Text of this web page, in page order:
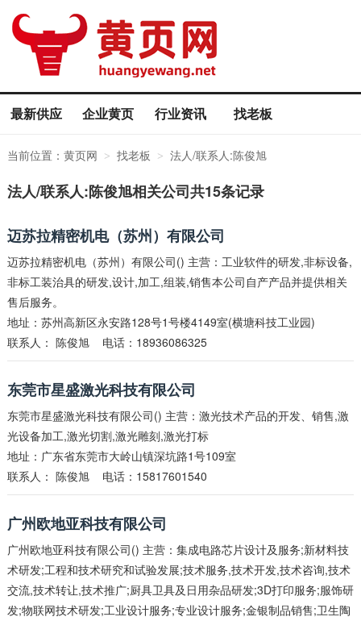
最新供应 企业黄页 行业资讯 找老板
当前位置： 黄页网 > 找老板 > 法人/联系人:陈俊旭
法人/联系人:陈俊旭相关公司共15条记录
迈苏拉精密机电（苏州）有限公司
迈苏拉精密机电（苏州）有限公司() 主营：工业软件的研发,非标设备,
非标工装治具的研发,设计,加工,组装,销售本公司自产产品并提供相关
售后服务。
地址：苏州高新区永安路128号1号楼4149室(横塘科技工业园)
联系人： 陈俊旭电话：18936086325
东莞市星盛激光科技有限公司
东莞市星盛激光科技有限公司() 主营：激光技术产品的开发、销售,激
光设备加工,激光切割,激光雕刻,激光打标
地址：广东省东莞市大岭山镇深坑路1号109室
联系人： 陈俊旭电话：15817601540
广州欧地亚科技有限公司
广州欧地亚科技有限公司() 主营：集成电路芯片设计及服务;新材料技
术研发;工程和技术研究和试验发展;技术服务,技术开发,技术咨询,技术
交流,技术转让,技术推广;厨具卫具及日用杂品研发;3D打印服务;服饰研
发;物联网技术研发;工业设计服务;专业设计服务;金银制品销售;卫生陶